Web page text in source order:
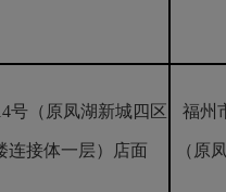
号（原凤湖新城四区
连接体一层）店面
福州
（原